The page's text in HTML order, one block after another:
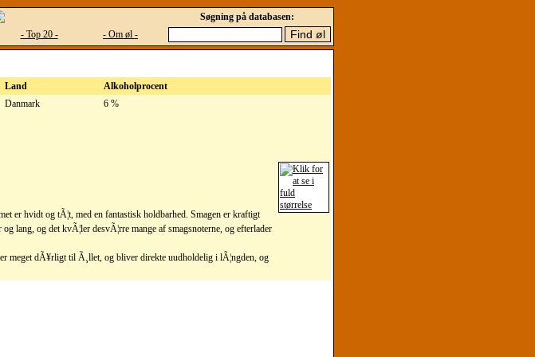
Søgning på databasen:
- Top 20 - - Om øl -
Land
Alkoholprocent
Danmark 6 %
er hvidt og tÃ¦t, med en fantastisk holdbarhed. Smagen er kraftigt
lang, og det kvÃ¦ler desvÃ¦rre mange af smagsnoterne, og efterlader
meget dÃ¥rligt til Ã¸llet, og bliver direkte uudholdelig i lÃ¦ngden, og